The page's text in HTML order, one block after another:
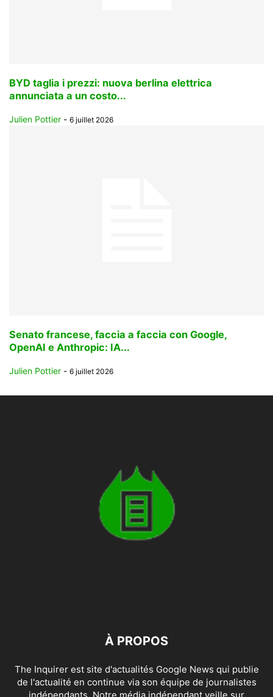
BYD taglia i prezzi: nuova berlina elettrica
annunciata a un costo...
Julien Pottier - 6 juillet 2026
Senato francese, faccia a faccia con Google,
OpenAI e Anthropic: IA...
Julien Pottier - 6 juillet 2026
À PROPOS
The Inquirer est site d'actualités Google News qui publie
de l'actualité en continue via son équipe de journalistes